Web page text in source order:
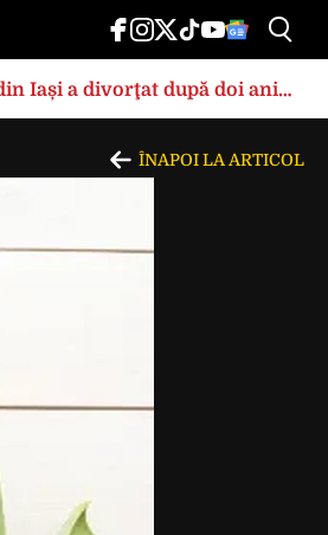
Iași a divorţat după doi ani
ÎNAPOI LA ARTICOL